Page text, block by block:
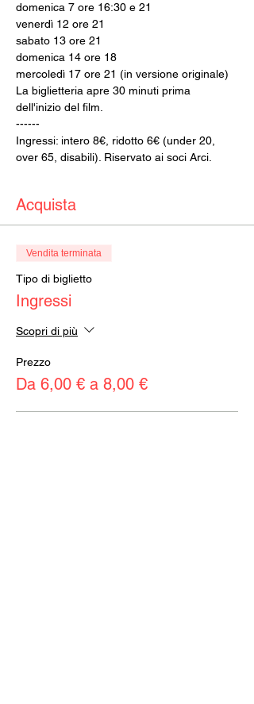
domenica 7 ore 16:30 e 21
venerdì 12 ore 21
sabato 13 ore 21
domenica 14 ore 18
mercoledì 17 ore 21 (in versione originale)
La biglietteria apre 30 minuti prima
dell'inizio del film.
------
Ingressi: intero 8€, ridotto 6€ (under 20,
over 65, disabili). Riservato ai soci Arci.
Acquista
Vendita terminata
Tipo di biglietto
Ingressi
Scopri di più
Prezzo
Da 6,00 € a 8,00 €